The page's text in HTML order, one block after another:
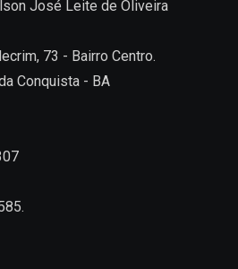
José Leite de Oliveira
73 - Bairro Centro.
Conquista - BA